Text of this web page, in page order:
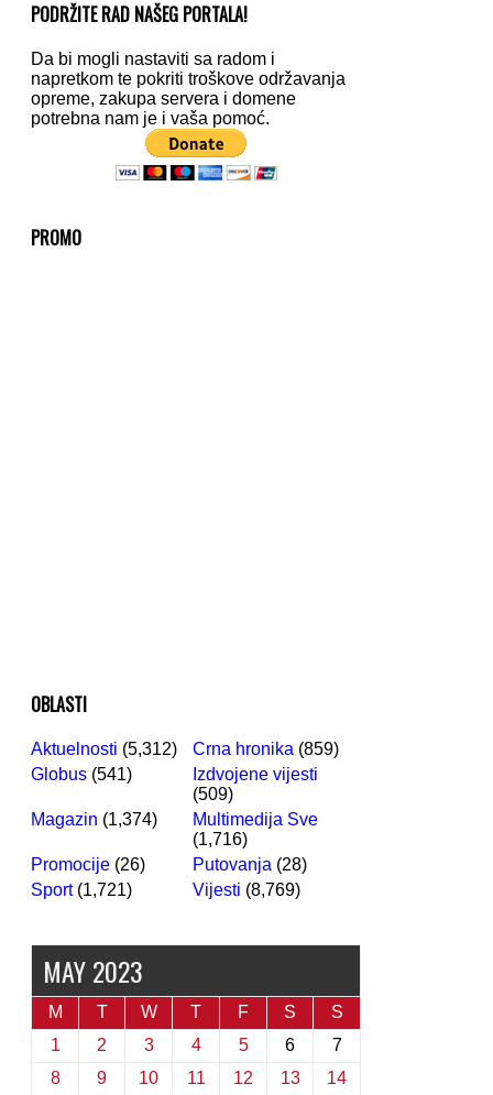
PODRŽITE RAD NAŠEG PORTALA!
Da bi mogli nastaviti sa radom i
napretkom te pokriti troškove održavanja
opreme, zakupa servera i domene
potrebna nam je i vaša pomoć.
PROMO
OBLASTI
Aktuelnosti (5,312) Crna hronika (859)
Globus (541)
Izdvojene vijesti
(509)
Magazin (1,374)
Multimedija Sve
(1,716)
Promocije (26) Putovanja (28)
Sport(1,721) Vijesti (8,769)
MAY 2023
M T W T F S S
1 2 3 4 5 6
7
8
9 10 11 12 13
14